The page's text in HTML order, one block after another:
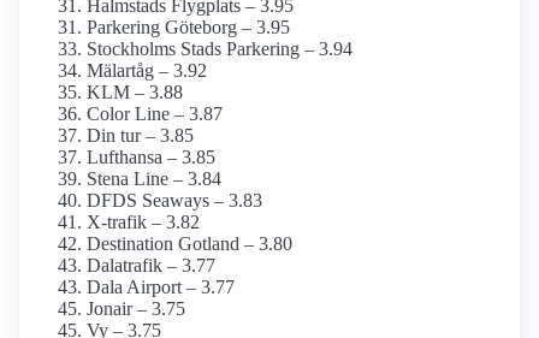
Halmstads Flygplats – 3.95
Parkering Göteborg – 3.95
Stockholms Stads Parkering – 3.94
Mälartåg – 3.92
KLM – 3.88
Color Line – 3.87
Din tur – 3.85
Lufthansa – 3.85
Stena Line – 3.84
DFDS Seaways – 3.83
X-trafik – 3.82
Destination Gotland – 3.80
Dalatrafik – 3.77
Dala Airport – 3.77
Jonair – 3.75
Vy – 3.75